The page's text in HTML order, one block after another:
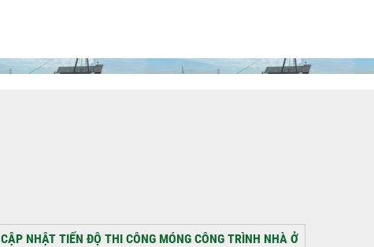
CẬP NHẬT TIẾN ĐỘ THI CÔNG MÓNG CÔNG TRÌNH NHÀ Ở